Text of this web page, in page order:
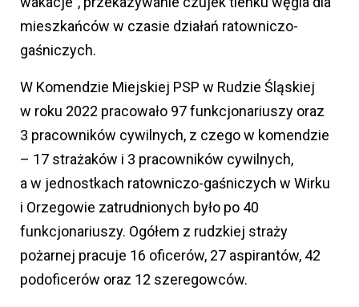
mieszkańców w czasie działań ratowniczo-
gaśniczych.
W Komendzie Miejskiej PSP w Rudzie Śląskiej
w roku 2022 pracowało 97 funkcjonariuszy oraz
3 pracowników cywilnych, z czego w komendzie
– 17 strażaków i 3 pracowników cywilnych,
a w jednostkach ratowniczo-gaśniczych w Wirku
i Orzegowie zatrudnionych było po 40
funkcjonariuszy. Ogółem z rudzkiej straży
pożarnej pracuje 16 oficerów, 27 aspirantów, 42
podoficerów oraz 12 szeregowców.